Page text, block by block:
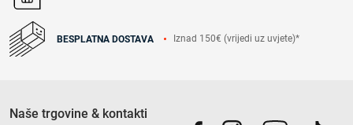
BESPLATNA DOSTAVA Iznad 150€ (vrijedi uz uvjete)*
Naše trgovine & kontakti